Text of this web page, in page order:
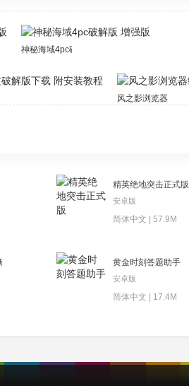
神秘海域4pc破解版 增强版
附安装教程 风之影浏览器绿色版
精英绝地突击正式版
安卓版
简体中文 | 57.9M
安卓下载 黄金时刻答题助手
安卓版
简体中文 | 17.4M